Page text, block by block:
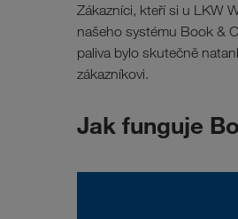
Zákazníci, kteří si u LKW
našeho systému Book &
paliva bylo skutečně
zákazníkovi.
Jak funguje